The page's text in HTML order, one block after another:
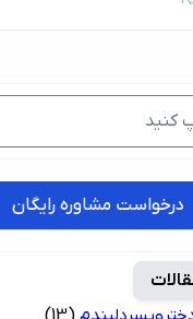
مشاوره رایگان